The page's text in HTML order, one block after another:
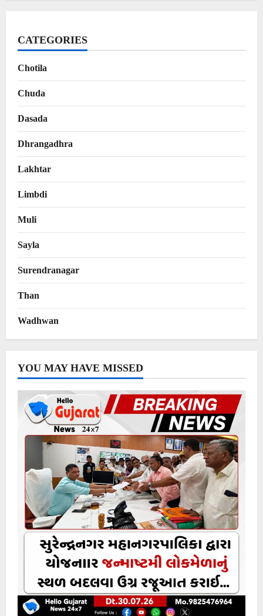
CATEGORIES
Chotila
Chuda
Dasada
Dhrangadhra
Lakhtar
Limbdi
Muli
Sayla
Surendranagar
Than
Wadhwan
YOU MAY HAVE MISSED